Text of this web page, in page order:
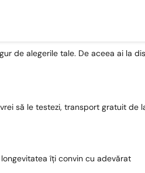
de alegerile tale. De aceea ai la
să le testezi, transport gratuit de
îți convin cu adevărat